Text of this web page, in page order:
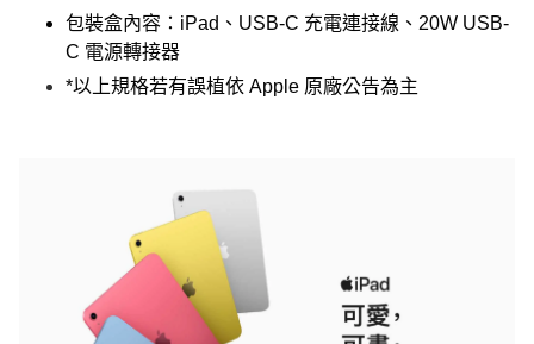
包裝盒內容：iPad、USB-C 充電連接線、20W USB-
C 電源轉接器
*以上規格若有誤植依 Apple 原廠公告為主